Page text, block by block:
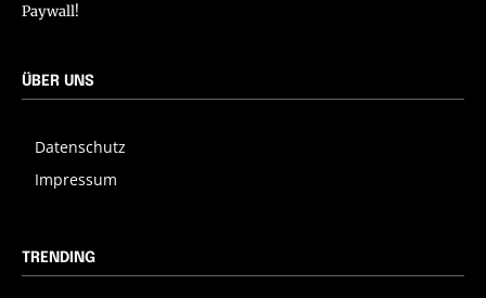
Paywall!
ÜBER UNS
Datenschutz
Impressum
TRENDING